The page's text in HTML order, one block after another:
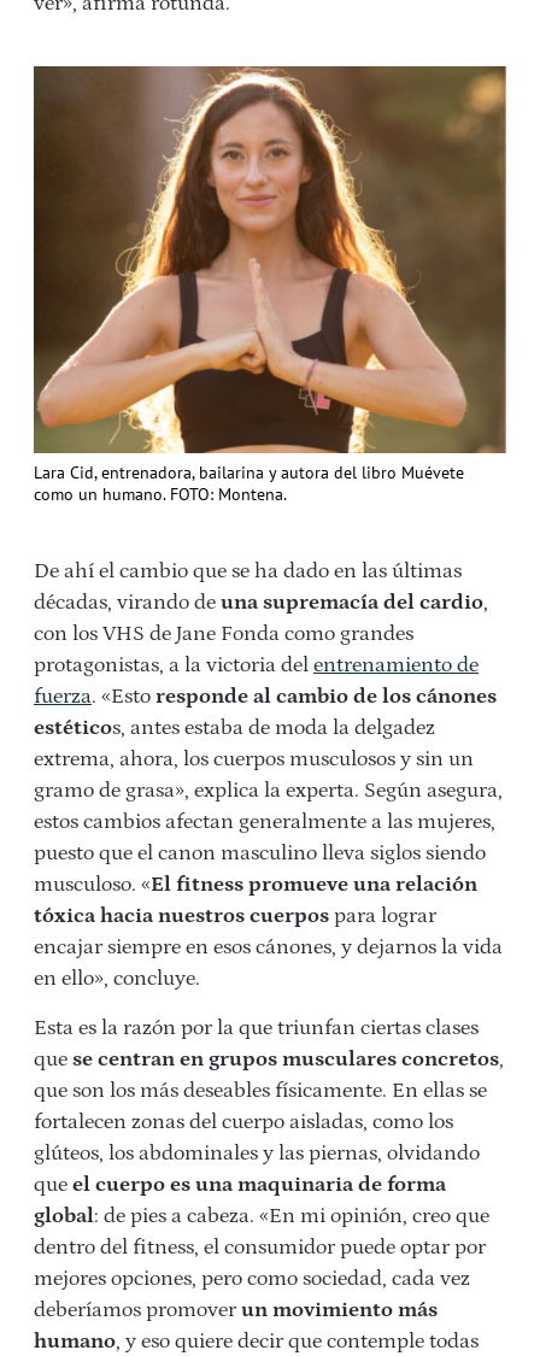
Lara Cid, entrenadora, bailarina y autora del libro Muévete
como un humano. FOTO: Montena.
De ahí el cambio que se ha dado en las últimas
décadas, virando de una supremacía del cardio,
con los VHS de Jane Fonda como grandes
protagonistas, a la victoria del entrenamiento de
fuerza. «Esto responde al cambio de los cánones
estéticos, antes estaba de moda la delgadez
extrema, ahora, los cuerpos musculosos y sin un
gramo de grasa», explica la experta. Según asegura,
estos cambios afectan generalmente a las mujeres,
puesto que el canon masculino lleva siglos siendo
musculoso. «El fitness promueve una relación
tóxica hacia nuestros cuerpos para lograr
encajar siempre en esos cánones, y dejarnos la vida
en ello», concluye.
Esta es la razón por la que triunfan ciertas clases
que se centran en grupos musculares concretos,
que son los más deseables físicamente. En ellas se
fortalecen zonas del cuerpo aisladas, como los
glúteos, los abdominales y las piernas, olvidando
que el cuerpo es una maquinaria de forma
global: de pies a cabeza. «En mi opinión, creo que
dentro del fitness, el consumidor puede optar por
mejores opciones, pero como sociedad, cada vez
deberíamos promoverun movimiento más
humano, y eso quiere decir que contemple todas